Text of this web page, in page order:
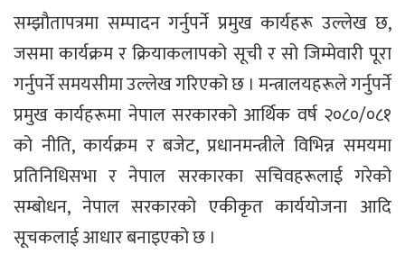
सम्झौतापत्रमा सम्पादन गर्नुपर्ने प्रमुख कार्यहरू उल्लेख छ,
जसमा कार्यक्रम र क्रियाकलापको सूची र सो जिम्मेवारी पूरा
गर्नुपर्ने समयसीमा उल्लेख गरिएको छ । मन्त्रालयहरूले गर्नुपर्ने
प्रमुख कार्यहरूमा नेपाल सरकारको आर्थिक वर्ष २०८०/०८१
को नीति, कार्यक्रम र बजेट, प्रधानमन्त्रीले विभिन्न समयमा
प्रतिनिधिसभा र नेपाल सरकारका सचिवहरूलाई गरेको
सम्बोधन, नेपाल सरकारको एकीकृत कार्ययोजना आदि
सूचकलाई आधार बनाइएको छ ।